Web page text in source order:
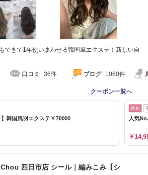
できて1年使いまわせる韓国風エクステ！新しい自
口コミ 36件 ブログ 1060件
クーポン一覧へ
】韓国風羽エクステ￥70000
新規
人気
￥
四日市店 シール｜編みこみ【シ